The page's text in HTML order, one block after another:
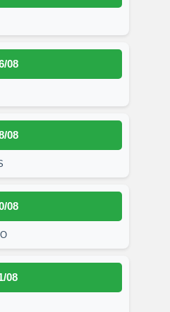
08
08
08
08